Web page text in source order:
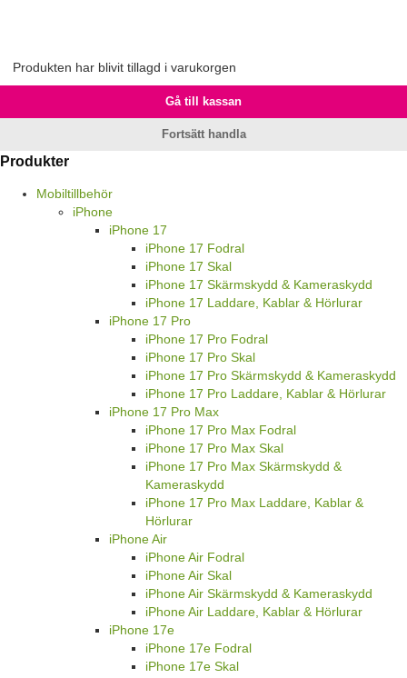
Produkten har blivit tillagd i varukorgen
Gå till kassan
Fortsätt handla
Produkter
Mobiltillbehör
iPhone
iPhone 17
iPhone 17 Fodral
iPhone 17 Skal
iPhone 17 Skärmskydd & Kameraskydd
iPhone 17 Laddare, Kablar & Hörlurar
iPhone 17 Pro
iPhone 17 Pro Fodral
iPhone 17 Pro Skal
iPhone 17 Pro Skärmskydd & Kameraskydd
iPhone 17 Pro Laddare, Kablar & Hörlurar
iPhone 17 Pro Max
iPhone 17 Pro Max Fodral
iPhone 17 Pro Max Skal
iPhone 17 Pro Max Skärmskydd &
Kameraskydd
iPhone 17 Pro Max Laddare, Kablar &
Hörlurar
iPhone Air
iPhone Air Fodral
iPhone Air Skal
iPhone Air Skärmskydd & Kameraskydd
iPhone Air Laddare, Kablar & Hörlurar
iPhone 17e
iPhone 17e Fodral
iPhone 17e Skal